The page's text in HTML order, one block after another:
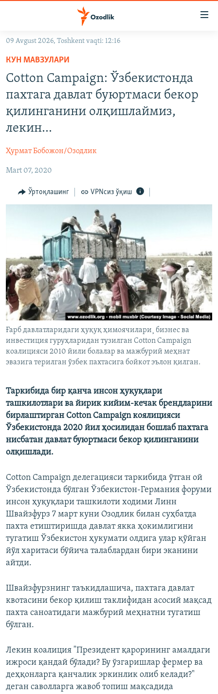
Асосий
навигацияга
ўтинг
Қидиришга
ўтинг
На русском
Озодлик бошқа тилларда
09 Avgust 2026, Toshkent vaqti: 12:16
КУН МАВЗУЛАРИ
Cotton Campaign: Ўзбекистонда
пахтага давлат буюртмаси бекор
қилинганини олқишлаймиз,
лекин...
Ҳурмат Бобожон/Озодлик
Mart 07, 2020
Ўртоқлашинг VPNсиз ўқиш
Ғарб давлатларидаги ҳуқуқ ҳимоячилари¸ бизнес ва
инвестиция гуруҳларидан тузилган Cotton Campaign
коалицияси 2010 йили болалар ва мажбурий меҳнат
эвазига терилган ўзбек пахтасига бойкот эълон қилган.
Таркибида бир қанча инсон ҳуқуқлари
ташкилотлари ва йирик кийим-кечак брендларини
бирлаштирган Cotton Campaign коялицияси
Ўзбекистонда 2020 йил ҳосилидан бошлаб пахтага
нисбатан давлат буюртмаси бекор қилинганини
олқишлади.
Cotton Campaign делегацияси таркибида ўтган ой
Ўзбекистонда бўлган Ўзбекистон-Германия форуми
инсон ҳуқуқлари ташкилоти ходими Линн
Швайзфурз 7 март куни Озодлик билан суҳбатда
пахта етиштиришда давлат якка ҳокимлигини
тугатиш Ўзбекистон ҳукумати олдига улар қўйган
йўл харитаси бўйича талаблардан бири эканини
айтди.
Швайзфурзнинг таъкидлашича, пахтага давлат
квотасини бекор қилиш таклифидан асосий мақсад
пахта саноатидаги мажбурий меҳнатни тугатиш
бўлган.
Лекин коалиция "Президент қарорининг амалдаги
ижроси қандай бўлади? Бу ўзгаришлар фермер ва
деҳқонларга қанчалик эркинлик олиб келади?"
деган саволларга жавоб топиш мақсадида